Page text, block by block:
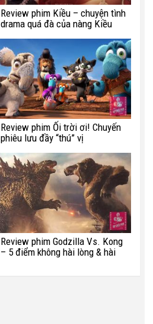
Review phim Kiều – chuyện tình
drama quá đà của nàng Kiều
Review phim Ối trời ơi! Chuyến
phiêu lưu đầy “thú” vị
Review phim Godzilla Vs. Kong
– 5 điểm không hài lòng & hài